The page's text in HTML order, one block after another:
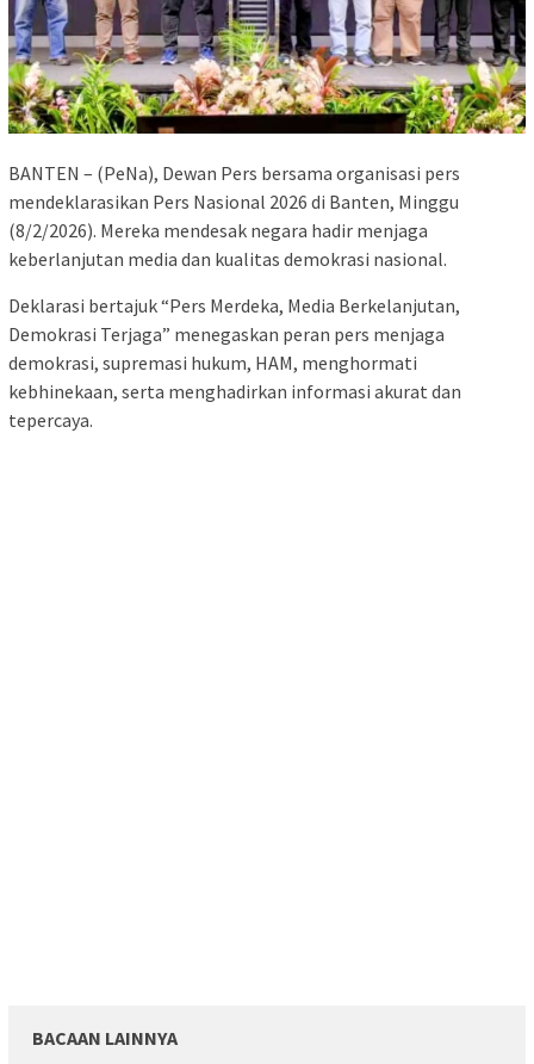
BANTEN – (PeNa), Dewan Pers bersama organisasi pers
mendeklarasikan Pers Nasional 2026 di Banten, Minggu
(8/2/2026). Mereka mendesak negara hadir menjaga
keberlanjutan media dan kualitas demokrasi nasional.
Deklarasi bertajuk “Pers Merdeka, Media Berkelanjutan,
Demokrasi Terjaga” menegaskan peran pers menjaga
demokrasi, supremasi hukum, HAM, menghormati
kebhinekaan, serta menghadirkan informasi akurat dan
tepercaya.
BACAAN LAINNYA